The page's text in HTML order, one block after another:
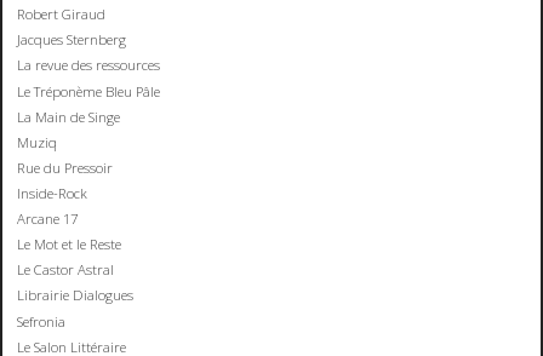
Robert Giraud
Jacques Sternberg
La revue des ressources
Le Tréponème Bleu Pâle
La Main de Singe
Muziq
Rue du Pressoir
Inside-Rock
Arcane 17
Le Mot et le Reste
Le Castor Astral
Librairie Dialogues
Sefronia
Le Salon Littéraire